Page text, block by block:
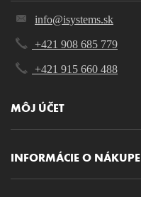
info@isystems.sk
+421 908 685 779
+421 915 660 488
MÔJ ÚČET
INFORMÁCIE O NÁKUPE